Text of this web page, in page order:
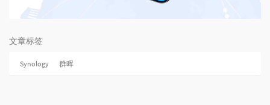
文章标签
Synology 群晖